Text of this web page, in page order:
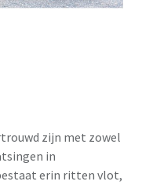
zijn met zowel
in
erin ritten vlot,